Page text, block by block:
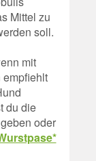
Mittel zu
soll.
mit
empfiehlt
du die
oder